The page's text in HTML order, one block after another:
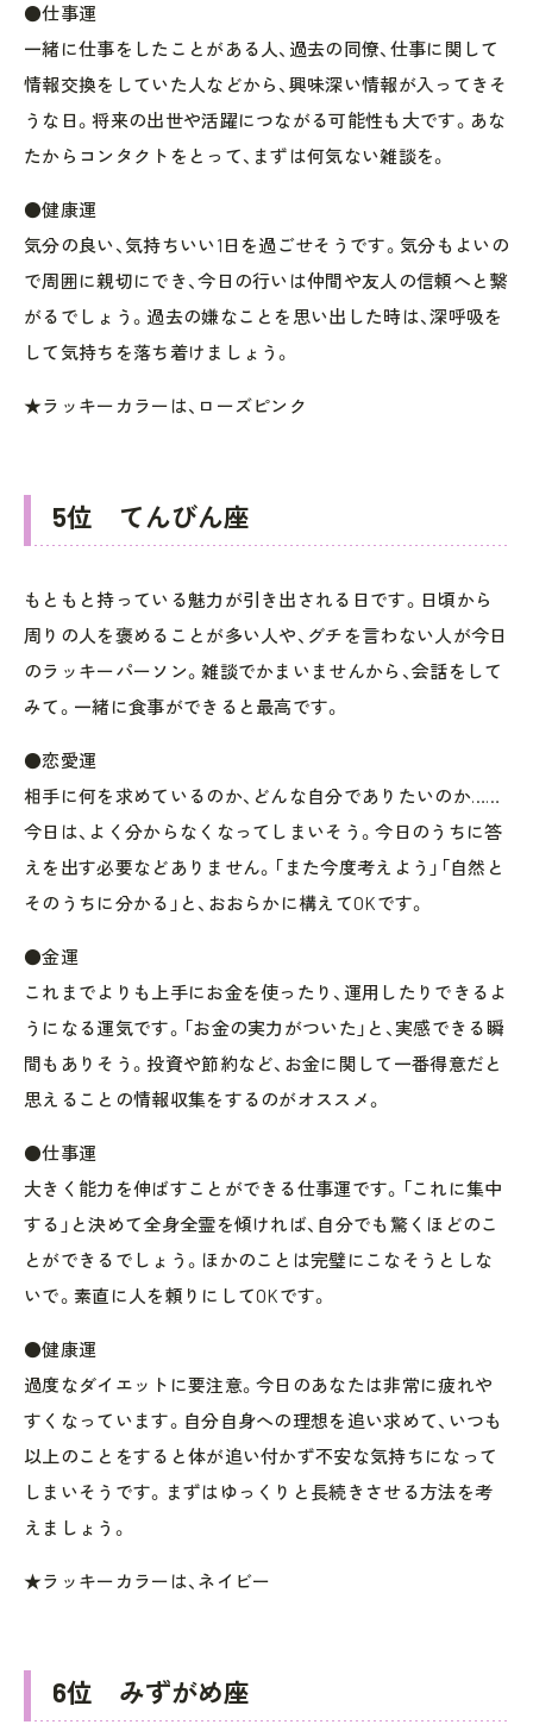
●仕事運
一緒に仕事をしたことがある人、過去の同僚、仕事に関して
情報交換をしていた人などから、興味深い情報が入ってきそ
うな日。将来の出世や活躍につながる可能性も大です。あな
たからコンタクトをとって、まずは何気ない雑談を。
●健康運
気分の良い、気持ちいい1日を過ごせそうです。気分もよいの
で周囲に親切にでき、今日の行いは仲間や友人の信頼へと繋
がるでしょう。過去の嫌なことを思い出した時は、深呼吸を
して気持ちを落ち着けましょう。
★ラッキーカラーは、ローズピンク
5位 てんびん座
もともと持っている魅力が引き出される日です。日頃から
周りの人を褒めることが多い人や、グチを言わない人が今日
のラッキーパーソン。雑談でかまいませんから、会話をして
みて。一緒に食事ができると最高です。
●恋愛運
相手に何を求めているのか、どんな自分でありたいのか……
今日は、よく分からなくなってしまいそう。今日のうちに答
えを出す必要などありません。「また今度考えよう」「自然と
そのうちに分かる」と、おおらかに構えてOKです。
●金運
これまでよりも上手にお金を使ったり、運用したりできるよ
うになる運気です。「お金の実力がついた」と、実感できる瞬
間もありそう。投資や節約など、お金に関して一番得意だと
思えることの情報収集をするのがオススメ。
●仕事運
大きく能力を伸ばすことができる仕事運です。「これに集中
する」と決めて全身全霊を傾ければ、自分でも驚くほどのこ
とができるでしょう。ほかのことは完璧にこなそうとしな
いで。素直に人を頼りにしてOKです。
●健康運
過度なダイエットに要注意。今日のあなたは非常に疲れや
すくなっています。自分自身への理想を追い求めて、いつも
以上のことをすると体が追い付かず不安な気持ちになって
しまいそうです。まずはゆっくりと長続きさせる方法を考
えましょう。
★ラッキーカラーは、ネイビー
6位 みずがめ座